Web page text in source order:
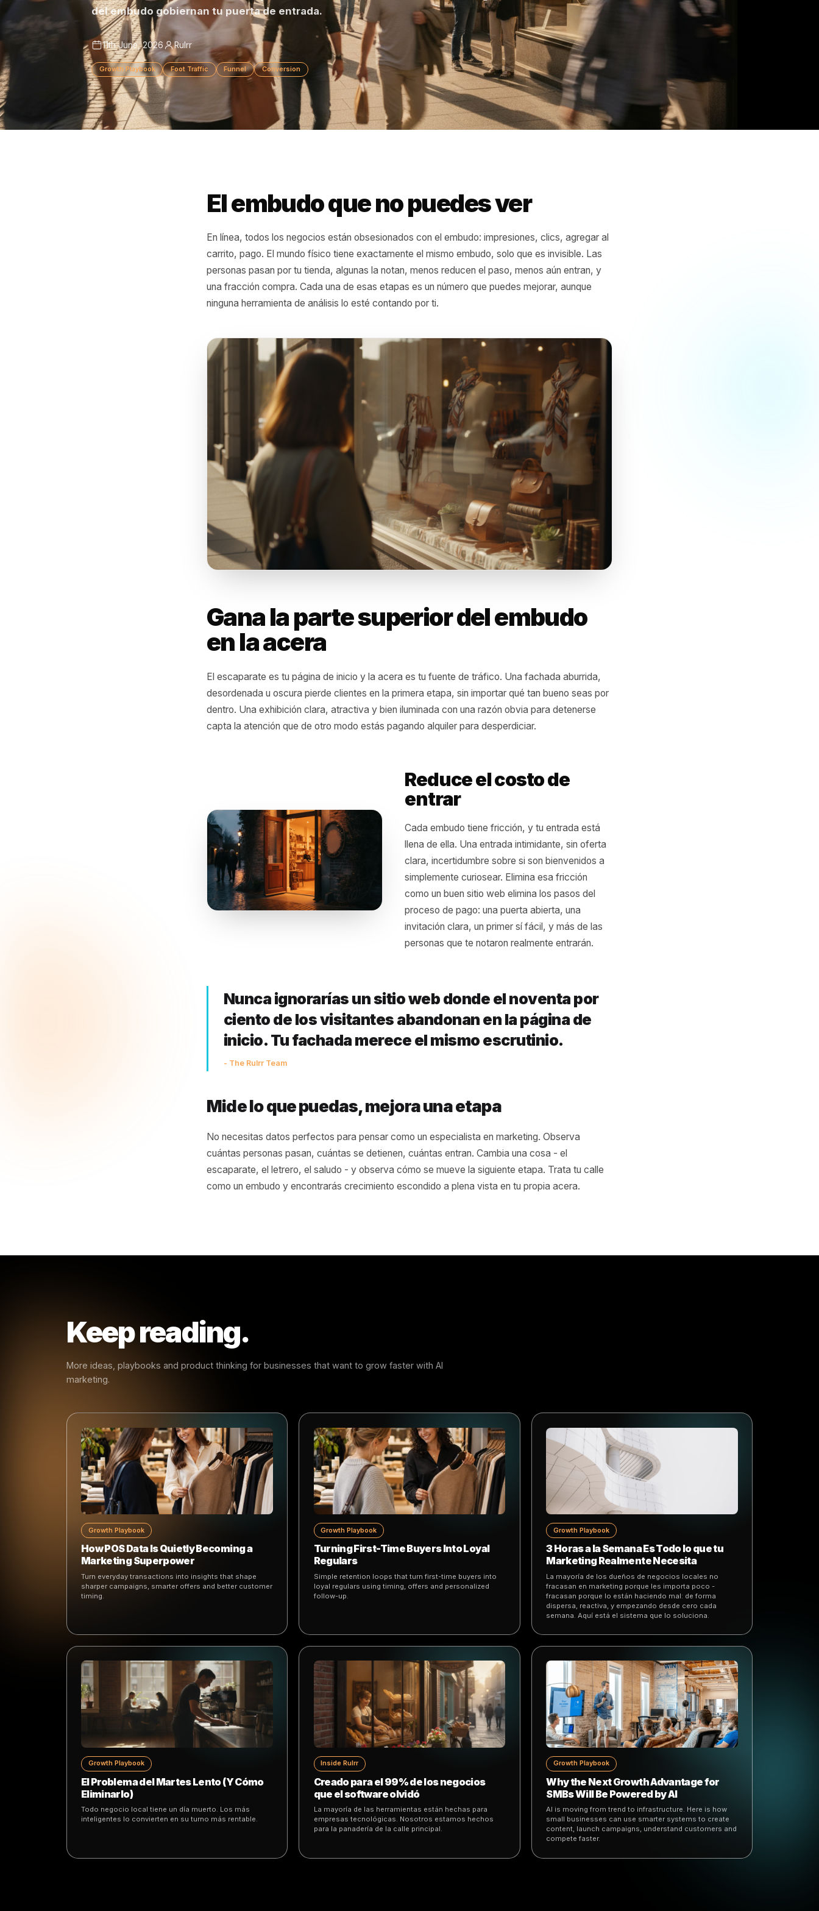
Estás obsesionado con los clics y las conversiones en línea. Las mismas reglas
del embudo gobiernan tu puerta de entrada.
11th June, 2026 Rulrr
Growth Playbook Foot Traffic Conversion
El embudo que no puedes ver
En línea, todos los negocios están obsesionados con el embudo: impresiones, clics, agregar al
carrito, pago. El mundo físico tiene exactamente el mismo embudo, solo que es invisible. Las
una fracción compra. Cada una de esas etapas es un número que puedes mejorar, aunque
ninguna herramienta de análisis lo esté contando por ti.
Gana la parte superior del embudo
El escaparate es tu página de inicio y la acera es tu fuente de tráfico. Una fachada aburrida,
desordenada u oscura pierde clientes en la primera etapa, sin importar qué tan bueno seas por
dentro. Una exhibición clara, atractiva y bien iluminada con una razón obvia para detenerse
capta la atención que de otro modo estás pagando alquiler para desperdiciar.
Reduce el costo de
entrar
Cada embudo tiene fricción, y tu entrada está
simplemente curiosear. Elimina esa fricción
como un buen sitio web elimina los pasos del
proceso de pago: una puerta abierta, una
Nunca ignorarías un sitio web donde el noventa por
ciento de los visitantes abandonan en la página de
inicio. Tu fachada merece el mismo escrutinio.
Mide lo que puedas, mejora una etapa
escaparate, el letrero, el saludo - y observa cómo se mueve la siguiente etapa. Trata tu calle
como un embudo y encontrarás crecimiento escondido a plena vista en tu propia acera.
Keep reading.
More ideas, playbooks and product thinking for businesses that want to grow faster with AI
marketing.
Growth Playbook
How POS Data Is Quietly Becoming a
Marketing Superpower
Turn everyday transactions into insights that shape
sharper campaigns, smarter offers and better customer
Growth Playbook
Turning First-Time Buyers Into Loyal
Regulars
Simple retention loops that turn first-time buyers into
loyal regulars using timing, offers and personalized
Growth Playbook
3 Horas a la Semana Es Todo lo que tu
Marketing Realmente Necesita
La mayoría de los dueños de negocios locales no
fracasan en marketing porque les importa poco -
dispersa, reactiva, y empezando desde cero cada
semana. Aquí está el sistema que lo soluciona.